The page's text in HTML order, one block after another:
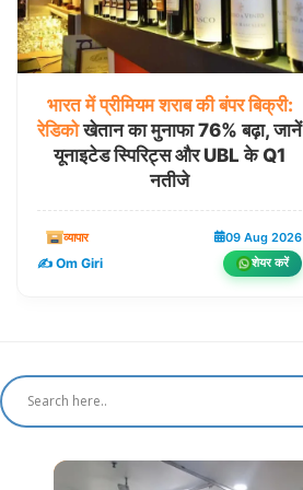
भारत में प्रीमियम शराब की बंपर बिक्री:
रेडिकोखेतान का मुनाफा 76% बढ़ा, जानें
यूनाइटेड स्पिरिट्स और UBL के Q1
नतीजे
व्यापार 09 Aug 2026
✍️ Om Giri शेयर करें